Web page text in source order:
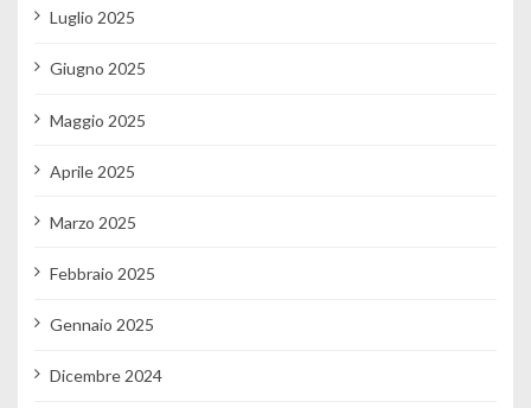
Luglio 2025
Giugno 2025
Maggio 2025
Aprile 2025
Marzo 2025
Febbraio 2025
Gennaio 2025
Dicembre 2024